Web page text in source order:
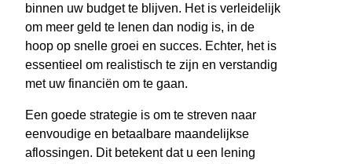
binnen uw budget te blijven. Het is verleidelijk
om meer geld te lenen dan nodig is, in de
hoop op snelle groei en succes. Echter, het is
essentieel om realistisch te zijn en verstandig
met uw financiën om te gaan.
Een goede strategie is om te streven naar
eenvoudige en betaalbare maandelijkse
aflossingen. Dit betekent dat u een lening